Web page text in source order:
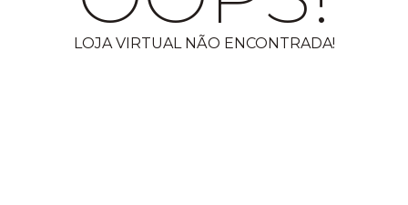
LOJA VIRTUAL NÃO ENCONTRADA!